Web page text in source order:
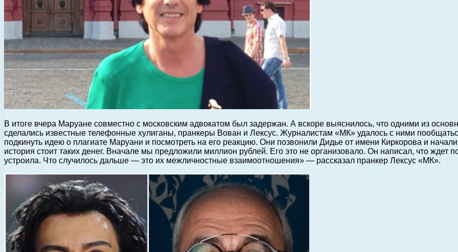
В итоге вчера Маруане совместно с московским адвокатом был задержан. А вскоре выяснилось, что одними из
сделались известные телефонные хулиганы, пранкеры Вован и Лексус. Журналистам «МК» удалось с ними
подкинуть идею о плагиате Маруани и посмотреть на его реакцию. Они позвонили Дидье от имени Киркорова и
история стоит таких денег. Вначале мы предложили миллион рублей. Его это не организовало. Он написал, что
устроила. Что случилось дальше — это их межличностные взаимоотношения» — рассказал пранкер Лексус «МК».